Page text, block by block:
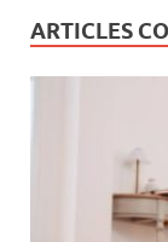
ARTICLES